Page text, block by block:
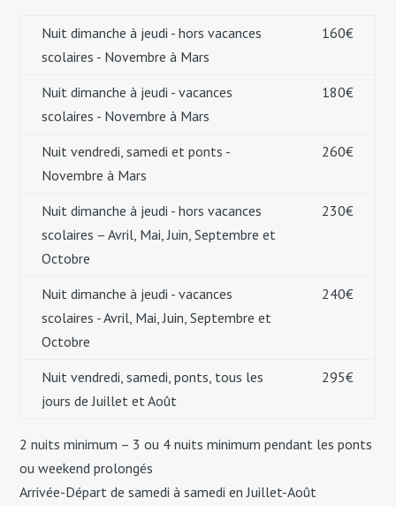
Nuit dimanche à jeudi - hors vacances
scolaires - Novembre à Mars
160€
Nuit dimanche à jeudi - vacances
scolaires - Novembre à Mars
180€
Nuit vendredi, samedi et ponts -
Novembre à Mars
260€
Nuit dimanche à jeudi - hors vacances
scolaires – Avril, Mai, Juin, Septembre et
Octobre
230€
Nuit dimanche à jeudi - vacances
scolaires - Avril, Mai, Juin, Septembre et
Octobre
240€
Nuit vendredi, samedi, ponts, tous les
jours de Juillet et Août
295€
2 nuits minimum – 3 ou 4 nuits minimum pendant les ponts
ou weekend prolongés
Arrivée-Départ de samedi à samedi en Juillet-Août